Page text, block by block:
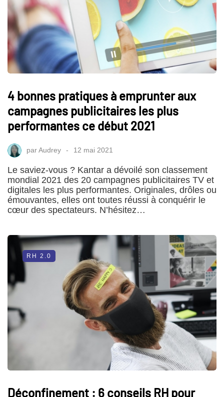
4 bonnes pratiques à emprunter aux
campagnes publicitaires les plus
performantes ce début 2021
parAudrey 12 mai 2021
Le saviez-vous ? Kantar a dévoilé son classement
mondial 2021 des 20 campagnes publicitaires TV et
digitales les plus performantes. Originales, drôles ou
émouvantes, elles ont toutes réussi à conquérir le
cœur des spectateurs. N’hésitez…
RH 2.0
Déconfinement : 6 conseils RH pour